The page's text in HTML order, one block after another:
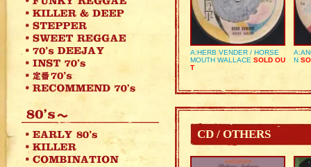
A:HERB VENDER / HORSE
MOUTH WALLACE SOLD OU
T
N
CD / OTHERS